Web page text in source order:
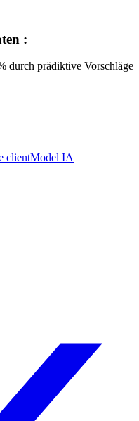
:
durch prädiktive Vorschläge
clientModel IA